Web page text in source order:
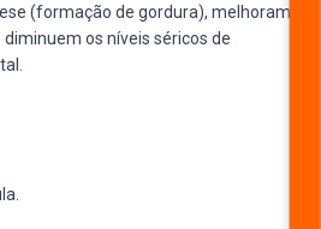
(formação de gordura), melhoram
os níveis séricos de